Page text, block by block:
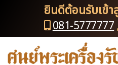
ยินดีต้อนรับเข้
081-5777777,